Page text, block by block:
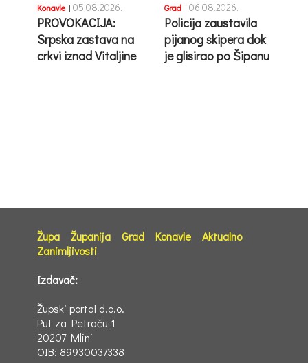
Konavle | 05.08.2026.
PROVOKACIJA:
Srpska zastava na
crkvi iznad Vitaljine
Grad | 06.08.2026.
Policija zaustavila
pijanog skipera dok
je glisirao po Šipanu
Župa Županija Grad Konavle
Aktualno
Zanimljivosti
Izdavač:
Župski portal d.o.o.
Put za Petraču 1
20207 Mlini
OIB: 89930037338